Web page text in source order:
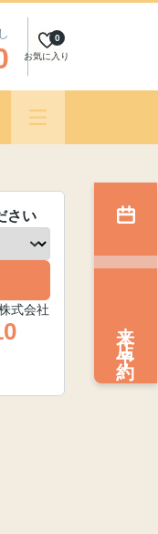
お気に入り
0
さい
式会社
来店予約